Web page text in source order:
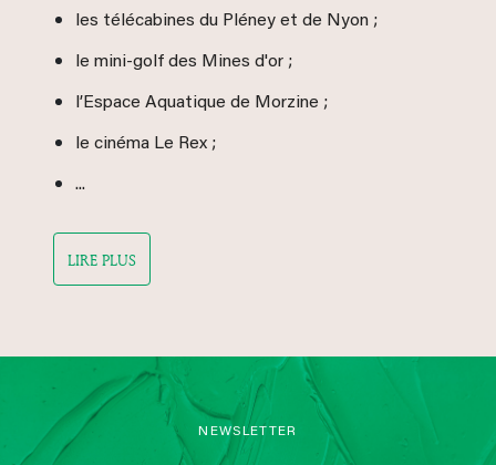
les télécabines du Pléney et de Nyon ;
le mini-golf des Mines d'or ;
l’Espace Aquatique de Morzine ;
le cinéma Le Rex ;
...
LIRE PLUS
NEWSLETTER